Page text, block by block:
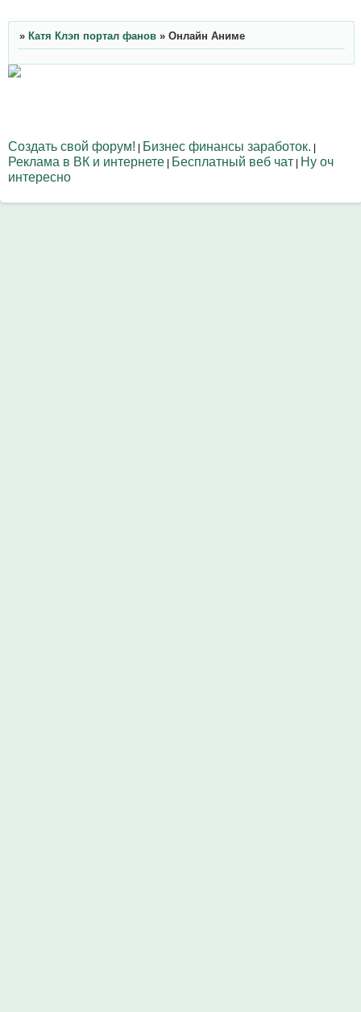
» Катя Клэп портал фанов » Онлайн Аниме
Создать свой форум! Бизнес финансы заработок.
Реклама в ВК и интернете Бесплатный веб чат Ну оч
интересно